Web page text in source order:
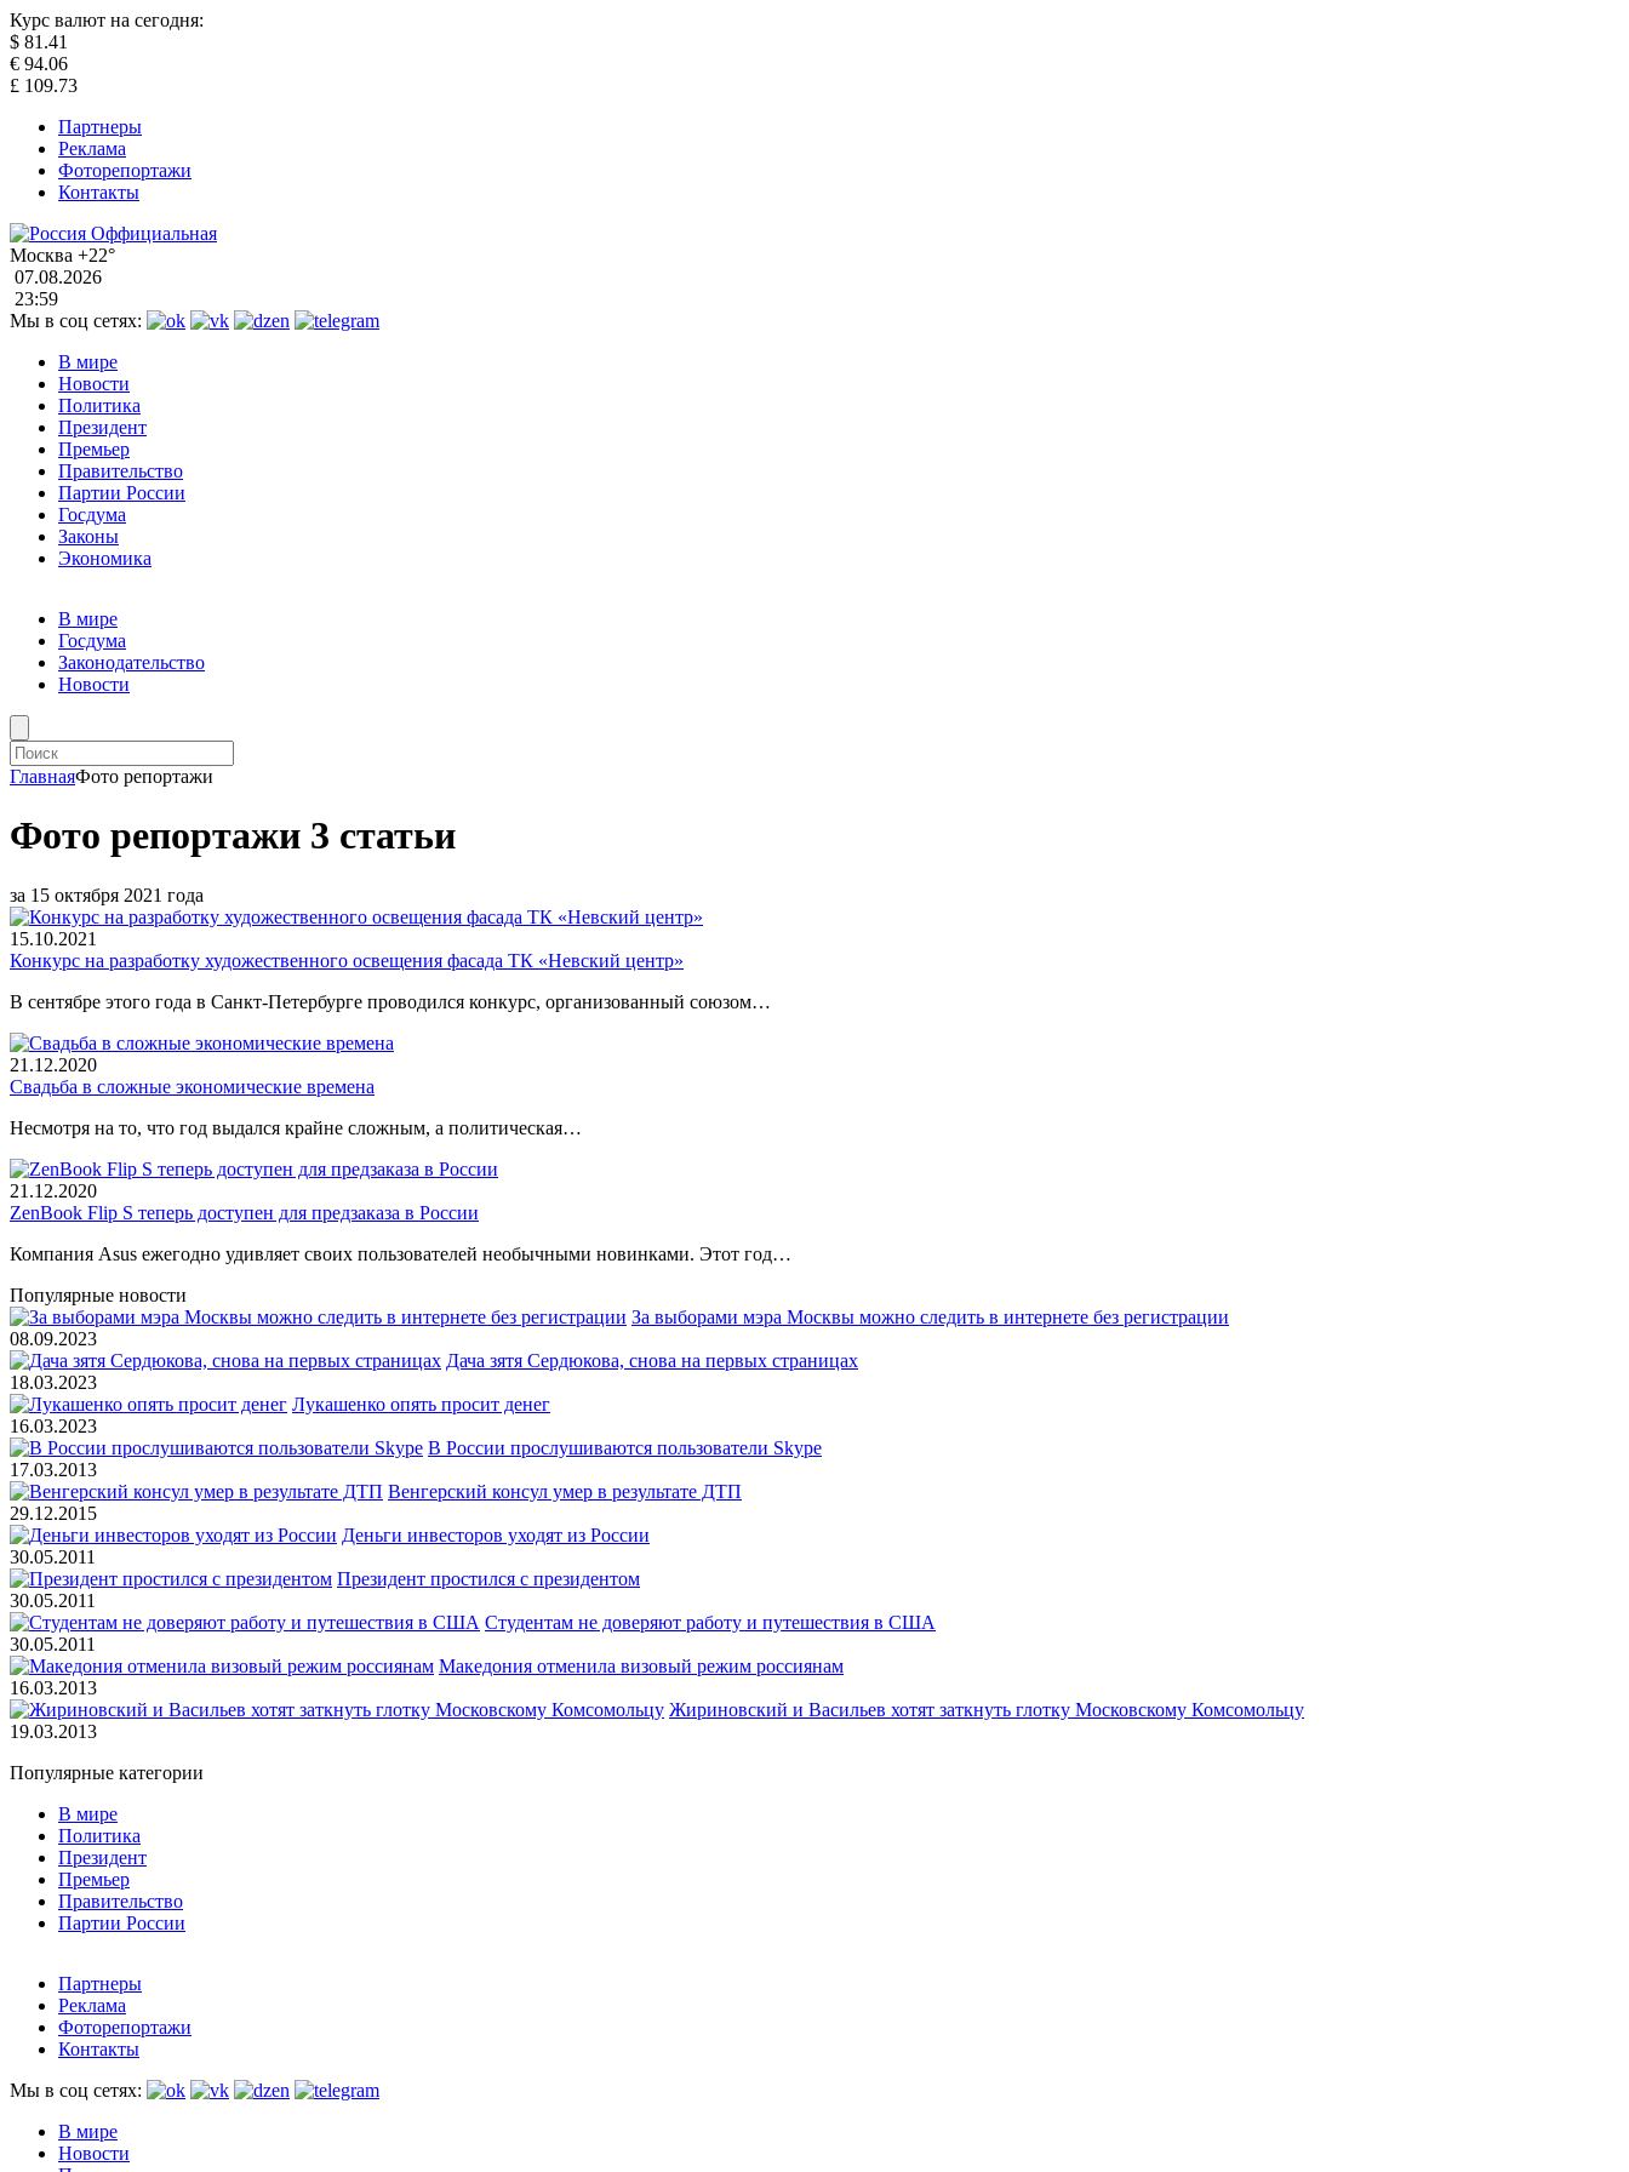
Курс валют на сегодня:
$ 81.41
€ 94.06
£ 109.73
Партнеры
Реклама
Фоторепортажи
Контакты
Москва +22°
07.08.2026
23:59
Мы в соц сетях:
В мире
Новости
Политика
Президент
Премьер
Правительство
Партии России
Госдума
Законы
Экономика
В мире
Госдума
Законодательство
Новости
ГлавнаяФото репортажи
Фото репортажи 3 статьи
за 15 октября 2021 года
15.10.2021
Конкурс на разработку художественного освещения фасада ТК «Невский центр»
В сентябре этого года в Санкт-Петербурге проводился конкурс, организованный союзом…
21.12.2020
Свадьба в сложные экономические времена
Несмотря на то, что год выдался крайне сложным, а политическая…
21.12.2020
ZenBook Flip S теперь доступен для предзаказа в России
Компания Asus ежегодно удивляет своих пользователей необычными новинками. Этот год…
Популярные новости
За выборами мэра Москвы можно следить в интернете без регистрации
08.09.2023
Дача зятя Сердюкова, снова на первых страницах
18.03.2023
Лукашенко опять просит денег
16.03.2023
В России прослушиваются пользователи Skype
17.03.2013
Венгерский консул умер в результате ДТП
29.12.2015
Деньги инвесторов уходят из России
30.05.2011
Президент простился с президентом
30.05.2011
Студентам не доверяют работу и путешествия в США
30.05.2011
Македония отменила визовый режим россиянам
16.03.2013
Жириновский и Васильев хотят заткнуть глотку Московскому Комсомольцу
19.03.2013
Популярные категории
В мире
Политика
Президент
Премьер
Правительство
Партии России
Партнеры
Реклама
Фоторепортажи
Контакты
Мы в соц сетях:
В мире
Новости